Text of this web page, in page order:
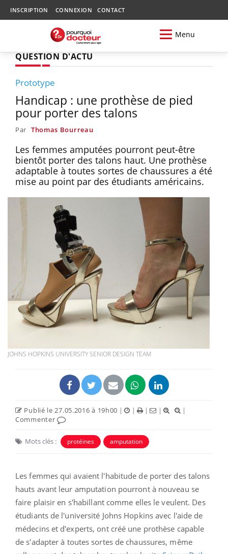
INSCRIPTION CONNEXION CONTACT
Menu
QUESTION D'ACTU
Prototype
Handicap : une prothèse de pied
pour porter des talons
Par Thomas Bourreau
Les femmes amputées pourront peut-être
bientôt porter des talons haut. Une prothèse
adaptable à toutes sortes de chaussures a été
mise au point par des étudiants américains.
JOHNS HOPKINS UNIVERSITY SENIOR DESIGN TEAM
Publié le 27.05.2016 à 19h00 | | | |
|
Commenter
Mots clés : protéines amputation
Les femmes qui avaient l'habitude de porter des talons
hauts avant leur amputation pourront à nouveau se
faire plaisir en s'habillant comme elles le veulent. Des
étudiants de l'université Johns Hopkins avec l'aide de
médecins et d'experts, ont créé une prothèse capable
de s'adapter à toutes sortes de chaussures, même